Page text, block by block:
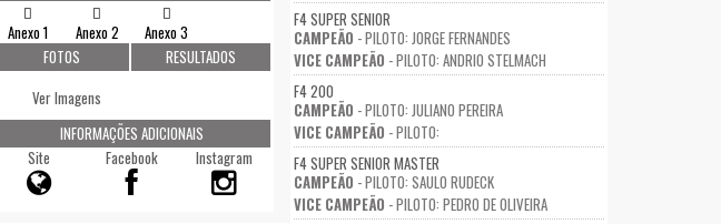
Anexo 1 Anexo 2
Anexo 3
FOTOS
Ver Imagens
RESULTADOS
INFORMAÇÕES ADICIONAIS
Site
Facebook Instagram
F4 SUPER SENIOR
CAMPEÃO - PILOTO: JORGE FERNANDES
VICE CAMPEÃO - PILOTO: ANDRIO STELMACH
F4 200
CAMPEÃO - PILOTO: JULIANO PEREIRA
VICE CAMPEÃO - PILOTO:
F4 SUPER SENIOR MASTER
CAMPEÃO - PILOTO: SAULO RUDECK
VICE CAMPEÃO - PILOTO: PEDRO DE OLIVEIRA